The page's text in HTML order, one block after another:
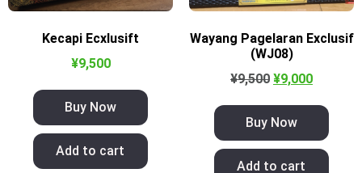
Kecapi Ecxlusift
¥9,500
Buy Now
Add to cart
Wayang Pagelaran Exclusif
(WJ08)
¥9,500 ¥9,000
Buy Now
Add to cart